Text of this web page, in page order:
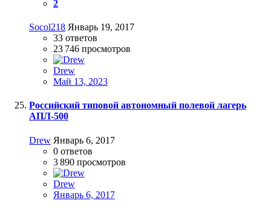
2
Socol218 Январь 19, 2017
33 ответов
23 746 просмотров
Drew
Май 13, 2023
Российский типовой автономный полевой лагерь
АПЛ-500
Drew Январь 6, 2017
0 ответов
3 890 просмотров
Drew
Январь 6, 2017